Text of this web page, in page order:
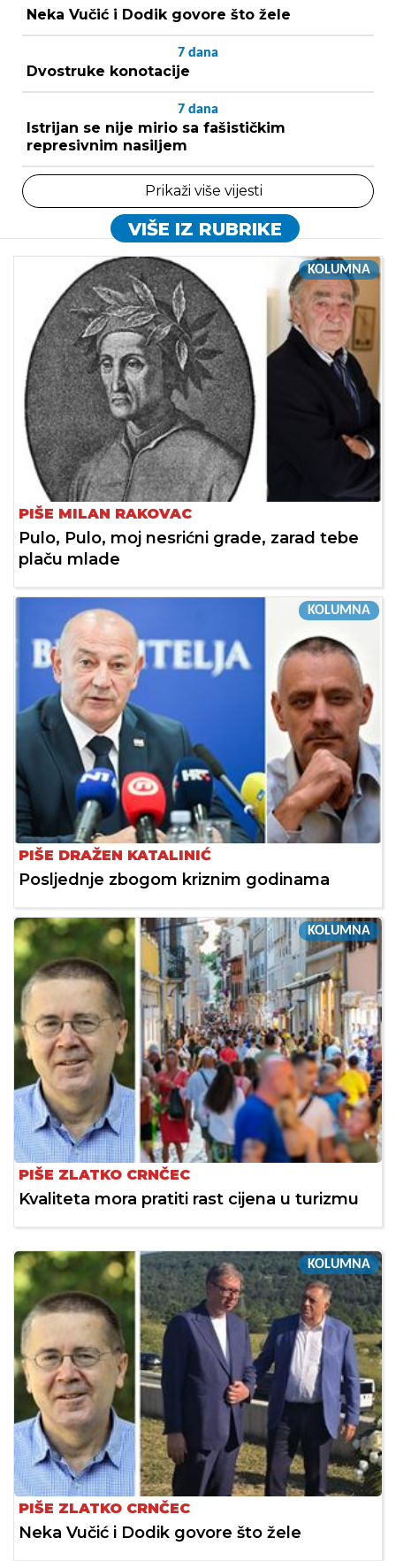
Neka Vučić i Dodik govore što žele
7 dana
Dvostruke konotacije
7 dana
Istrijan se nije mirio sa fašističkim
represivnim nasiljem
Prikaži više vijesti
VIŠE IZ RUBRIKE
KOLUMNA
PIŠE MILAN RAKOVAC
Pulo, Pulo, moj nesrićni grade, zarad tebe
plaču mlade
KOLUMNA
PIŠE DRAŽEN KATALINIĆ
Posljednje zbogom kriznim godinama
KOLUMNA
PIŠE ZLATKO CRNČEC
Kvaliteta mora pratiti rast cijena u turizmu
KOLUMNA
PIŠE ZLATKO CRNČEC
Neka Vučić i Dodik govore što žele